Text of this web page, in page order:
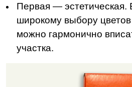
Первая — эстетическая.
широкому выбору цветов
можно гармонично
участка.